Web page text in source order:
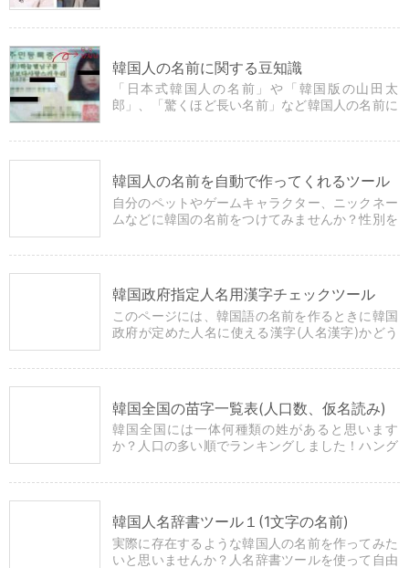
韓国人の名前に関する豆知識
「日本式韓国人の名前」や「韓国版の山田太
郎」、「驚くほど長い名前」など韓国人の名前に
韓国人の名前を自動で作ってくれるツール
自分のペットやゲームキャラクター、ニックネー
ムなどに韓国の名前をつけてみませんか？性別を
くれます。
韓国政府指定人名用漢字チェックツール
このページには、韓国語の名前を作るときに韓国
政府が定めた人名に使える漢字(人名漢字)かどう
韓国全国の苗字一覧表(人口数、仮名読み)
韓国全国には一体何種類の姓があると思います
か？人口の多い順でランキングしました！ハング
韓国人名辞書ツール１(1文字の名前)
実際に存在するような韓国人の名前を作ってみた
いと思いませんか？人名辞書ツールを使って自由